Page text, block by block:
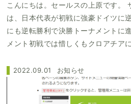
こんにちは。セールスの上原です。
は、日本代表が初戦に強豪ドイツに
にも逆転勝利で決勝トーナメントに
メント初戦では惜しくもクロアチア
2022.09.01 お知らせ